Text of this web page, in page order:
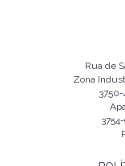
Rua de
Zona